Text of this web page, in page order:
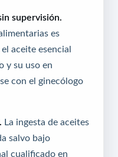
supervisión.
es
aceite esencial
y su uso en
con el ginecólogo
La ingesta de aceites
salvo bajo
cualificado en